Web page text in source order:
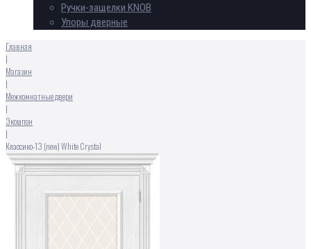
Ручки-защелки KNOB
Упоры дверные
Главная
|
Магазин
|
Межкомнатные двери
|
Экошпон
|
Классико-13 (new) White Сrystal